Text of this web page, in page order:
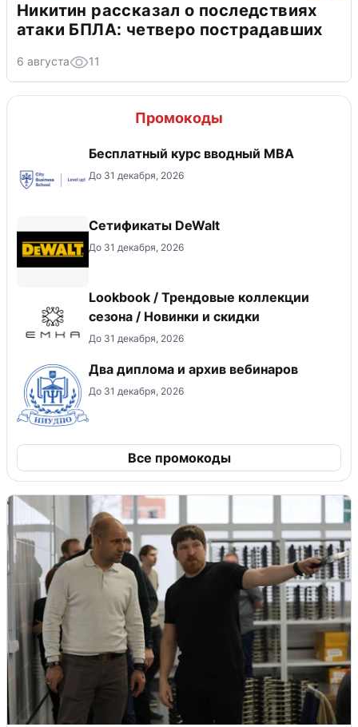
Никитин рассказал о последствиях
атаки БПЛА: четверо пострадавших
6 августа 11
Промокоды
Бесплатный курс вводный МВА
До 31 декабря, 2026
Сетификаты DeWalt
До 31 декабря, 2026
Lookbook / Трендовые коллекции
сезона / Новинки и скидки
До 31 декабря, 2026
Два диплома и архив вебинаров
До 31 декабря, 2026
Все промокоды